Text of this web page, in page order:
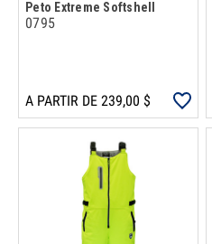
Peto Extreme Softshell
0795
A PARTIR DE 239,00 $